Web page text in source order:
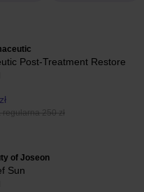
Post-Treatment Restore
regularna 250 zł
of Joseon
Sun